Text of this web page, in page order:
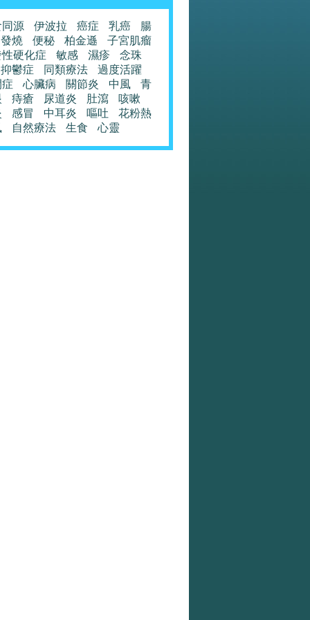
源 伊波拉 癌症 乳癌
腸
發燒
便秘 柏金遜
子宮肌瘤
硬化症
敏感 濕疹
念珠
抑鬱症
同類療法
過度活躍
心臟病 關節炎 中風
青
痔瘡 尿道炎 肚瀉
咳嗽
感冒 中耳炎 嘔吐
花粉熱
自然療法 生食 心靈